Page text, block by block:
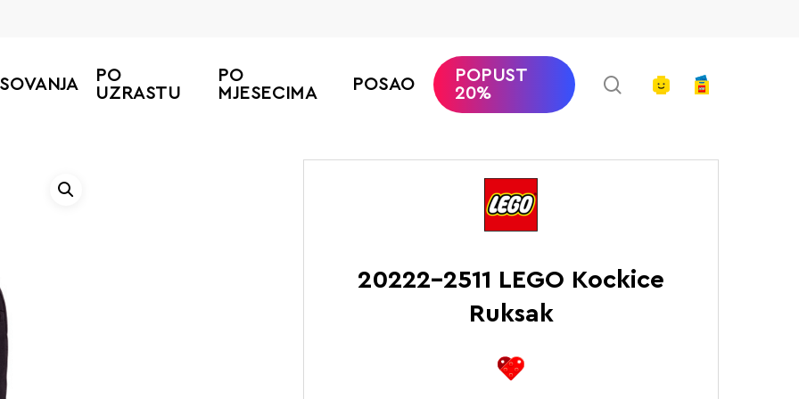
PO
UZRASTU
PO
MJESECIMA
POSAO
POPUST
20%
searchaccount
20222-2511 LEGO Kockice
Ruksak